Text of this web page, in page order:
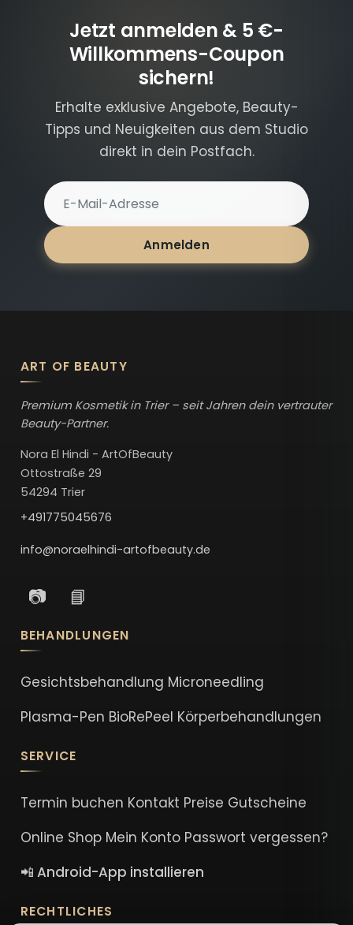
Jetzt anmelden & 5 €-
Willkommens-Coupon
sichern!
Erhalte exklusive Angebote, Beauty-
Tipps und Neuigkeiten aus dem Studio
direkt in dein Postfach.
E-Mail-Adresse für Newsletter
Anmelden
ART OF BEAUTY
Premium Kosmetik in Trier – seit Jahren dein vertrauter
Beauty-Partner.
Nora El Hindi - ArtOfBeauty
Ottostraße 29
54294 Trier
+491775045676
info@noraelhindi-artofbeauty.de
📷 📘
BEHANDLUNGEN
Gesichtsbehandlung Microneedling
Plasma-Pen BioRePeel Körperbehandlungen
SERVICE
Termin buchen Kontakt Preise Gutscheine
Online Shop Mein Konto Passwort vergessen?
📲 Android-App installieren
RECHTLICHES